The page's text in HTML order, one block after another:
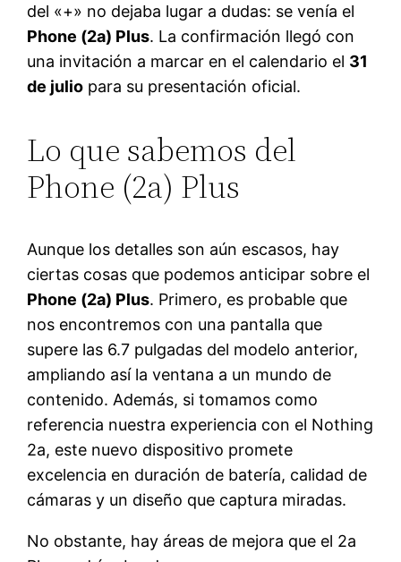
del «+» no dejaba lugar a dudas: se venía el
Phone (2a) Plus. La confirmación llegó con
una invitación a marcar en el calendario el 31
de julio para su presentación oficial.
Lo que sabemos del
Phone (2a) Plus
Aunque los detalles son aún escasos, hay
ciertas cosas que podemos anticipar sobre el
Phone (2a) Plus. Primero, es probable que
nos encontremos con una pantalla que
supere las 6.7 pulgadas del modelo anterior,
ampliando así la ventana a un mundo de
contenido. Además, si tomamos como
referencia nuestra experiencia con el Nothing
2a, este nuevo dispositivo promete
excelencia en duración de batería, calidad de
cámaras y un diseño que captura miradas.
No obstante, hay áreas de mejora que el 2a